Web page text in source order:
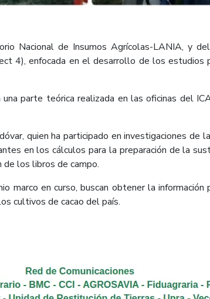
Nacional de Insumos Agrícolas-LANIA, y
4), enfocada en el desarrollo de los
parte teórica realizada en las oficinas del
quien ha participado en investigaciones de
en los cálculos para la preparación de la
de los libros de campo.
marco en curso, buscan obtener la
cultivos de cacao del país.​